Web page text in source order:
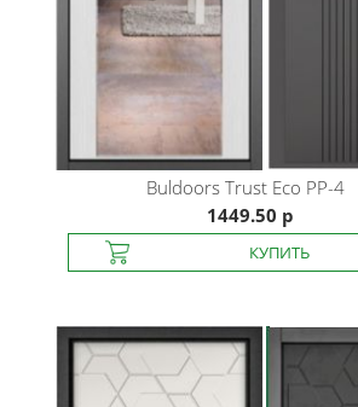
BuldoorsTrust Eco PP-4
1449.50 р